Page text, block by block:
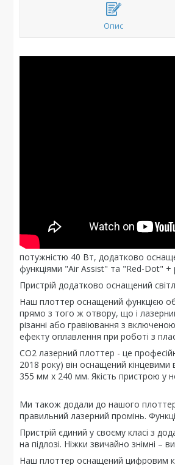
Опис
потужністю 40 Вт, додатково
функціями "Air Assist" та "Red-Dot" +
Пристрій додатково оснащений
Наш плоттер оснащений функцією
прямо з того ж отвору, що і
різанні або гравіювання з
ефекту оплавлення при роботі з
СО2 лазерний плоттер - це
2018 року) він оснащений
355 мм x 240 мм. Якість пристрою у
Ми також додали до нашого
правильний лазерний промінь.
Пристрій єдиний у своєму класі з
на підлозі. Ніжки звичайно знімні –
Наш плоттер оснащений цифровим